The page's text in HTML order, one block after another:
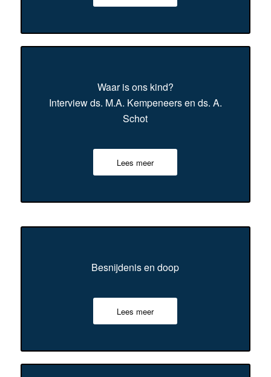
Waar is ons kind?
Interview ds. M.A. Kempeneers en ds. A.
Schot
Lees meer
Besnijdenis en doop
Lees meer